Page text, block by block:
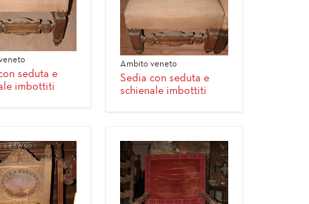
seduta e
imbottiti
Ambito veneto
Sedia con seduta e
schienale imbottiti